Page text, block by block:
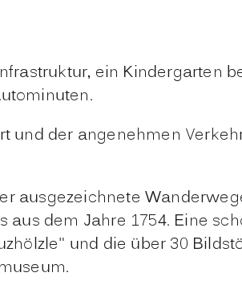
ein Kindergarten
und der angenehmen
ausgezeichnete
dem Jahre 1754. Eine
und die über 30